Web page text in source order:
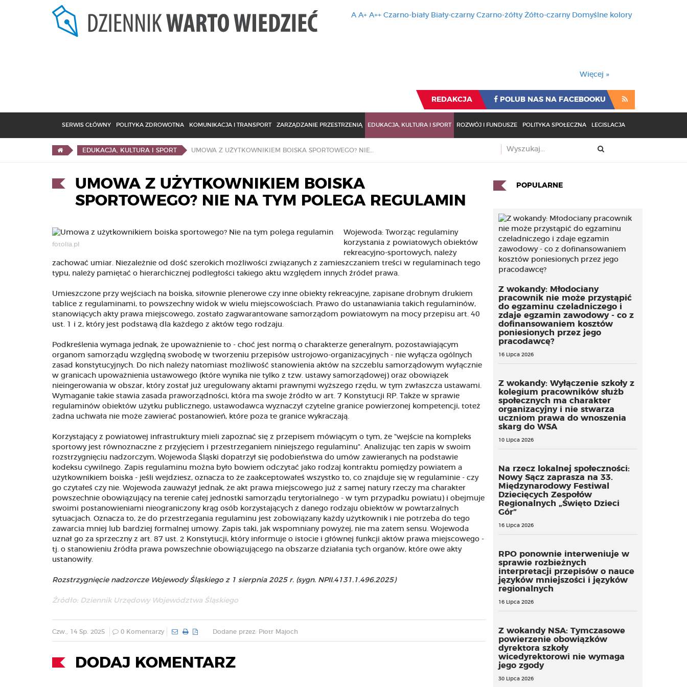
A A+ A++ Czarno-biały Biały-czarny Czarno-żółty Żółto-czarny Domyślne kolory
Więcej »
REDAKCJA POLUB NAS NA FACEBOOKU
SERWIS GŁÓWNY POLITYKA ZDROWOTNA KOMUNIKACJA I TRANSPORT ZARZĄDZANIE PRZESTRZENIĄ EDUKACJA, KULTURA I SPORT ROZWÓJ I FUNDUSZE POLITYKA SPOŁECZNA LEGISLACJA
EDUKACJA, KULTURA I SPORT
UMOWA Z UŻYTKOWNIKIEM BOISKA
SPORTOWEGO? NIE NA TYM POLEGA REGULAMIN
fotolia.pl
Wojewoda: Tworząc regulaminy
korzystania z powiatowych obiektów
rekreacyjno-sportowych, należy
zachować umiar. Niezależnie od dość szerokich możliwości związanych z zamieszczaniem treści w regulaminach tego
typu, należy pamiętać o hierarchicznej podległości takiego aktu względem innych źródeł prawa.
Umieszczone przy wejściach na boiska, siłownie plenerowe czy inne obiekty rekreacyjne, zapisane drobnym drukiem
tablice z regulaminami, to powszechny widok w wielu miejscowościach. Prawo do ustanawiania takich regulaminów,
stanowiących akty prawa miejscowego, zostało zagwarantowane samorządom powiatowym na mocy przepisu art. 40
ust. 1 i 2, który jest podstawą dla każdego z aktów tego rodzaju.
Podkreślenia wymaga jednak, że upoważnienie to - choć jest normą o charakterze generalnym, pozostawiającym
organom samorządu względną swobodę w tworzeniu przepisów ustrojowo-organizacyjnych - nie wyłącza ogólnych
zasad konstytucyjnych. Do nich należy natomiast możliwość stanowienia aktów na szczeblu samorządowym wyłącznie
w granicach upoważnienia ustawowego (które wynika nie tylko z tzw. ustawy samorządowej) oraz obowiązek
nieingerowania w obszar, który został już uregulowany aktami prawnymi wyższego rzędu, w tym zwłaszcza ustawami.
Wymaganie takie stawia zasada praworządności, która ma swoje źródło w art. 7 Konstytucji RP. Także w sprawie
regulaminów obiektów użytku publicznego, ustawodawca wyznaczył czytelne granice powierzonej kompetencji, toteż
żadna uchwała nie może zawierać postanowień, które poza te granice wykraczają.
Korzystający z powiatowej infrastruktury mieli zapoznać się z przepisem mówiącym o tym, że "wejście na kompleks
sportowy jest równoznaczne z przyjęciem i przestrzeganiem niniejszego regulaminu". Analizując ten zapis w swoim
rozstrzygnięciu nadzorczym, Wojewoda Śląski dopatrzył się podobieństwa do umów zawieranych na podstawie
kodeksu cywilnego. Zapis regulaminu można było bowiem odczytać jako rodzaj kontraktu pomiędzy powiatem a
użytkownikiem boiska - jeśli wejdziesz, oznacza to że zaakceptowałeś wszystko to, co znajduje się w regulaminie - czy
go czytałeś czy nie. Wojewoda zauważył jednak, że akt prawa miejscowego już z samej natury rzeczy ma charakter
powszechnie obowiązujący na terenie całej jednostki samorządu terytorialnego - w tym przypadku powiatu) i obejmuje
swoimi postanowieniami nieograniczony krąg osób korzystających z danego rodzaju obiektów w powtarzalnych
sytuacjach. Oznacza to, że do przestrzegania regulaminu jest zobowiązany każdy użytkownik i nie potrzeba do tego
zawarcia mniej lub bardziej formalnej umowy. Zapis taki, jak wspomniany powyżej, nie ma zatem sensu. Wojewoda
uznał go za sprzeczny z art. 87 ust. 2 Konstytucji, który informuje o istocie i głównej funkcji aktów prawa miejscowego -
tj. o stanowieniu źródła prawa powszechnie obowiązującego na obszarze działania tych organów, które owe akty
ustanowiły.
Rozstrzygnięcie nadzorcze Wojewody Śląskiego z 1 sierpnia 2025 r. (sygn. NPII.4131.1.496.2025)
Źródło: Dziennik Urzędowy Województwa Śląskiego
Czw., 14 Sp. 2025 0 Komentarzy Dodane przez: Piotr Majoch
DODAJ KOMENTARZ
POPULARNE
Z wokandy: Młodociany
pracownik nie może przystąpić
do egzaminu czeladniczego i
zdaje egzamin zawodowy - co z
dofinansowaniem kosztów
poniesionych przez jego
pracodawcę?
16 Lipca 2026
Z wokandy: Wyłączenie szkoły z
kolegium pracowników służb
społecznych ma charakter
organizacyjny i nie stwarza
uczniom prawa do wnoszenia
skarg do WSA
10 Lipca 2026
Na rzecz lokalnej społeczności:
Nowy Sącz zaprasza na 33.
Międzynarodowy Festiwal
Dziecięcych Zespołów
Regionalnych „Święto Dzieci
Gór”
16 Lipca 2026
RPO ponownie interweniuje w
sprawie rozbieżnych
interpretacji przepisów o nauce
języków mniejszości i języków
regionalnych
16 Lipca 2026
Z wokandy NSA: Tymczasowe
powierzenie obowiązków
dyrektora szkoły
wicedyrektorowi nie wymaga
jego zgody
30 Lipca 2026